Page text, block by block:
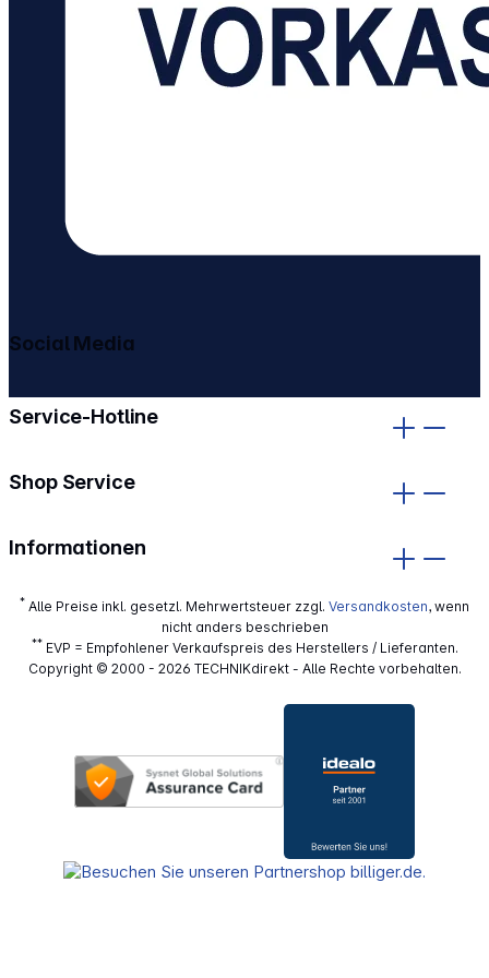
Service-Hotline
Shop Service
Informationen
Social Media
* Alle Preise inkl. gesetzl. Mehrwertsteuer zzgl. Versandkosten, wenn
nicht anders beschrieben
**EVP = Empfohlener Verkaufspreis des Herstellers / Lieferanten.
Copyright © 2000 - 2026 TECHNIKdirekt - Alle Rechte vorbehalten.